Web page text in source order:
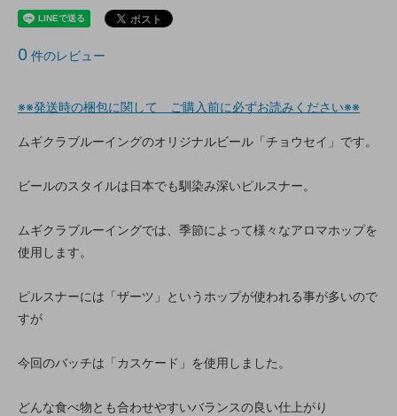
0 件のレビュー
※※発送時の梱包に関して ご購入前に必ずお読みください※※
ムギクラブルーイングのオリジナルビール「チョウセイ」です。
ビールのスタイルは日本でも馴染み深いピルスナー。
ムギクラブルーイングでは、季節によって様々なアロマホップを
使用します。
ピルスナーには「ザーツ」というホップが使われる事が多いので
すが
今回のバッチは「カスケード」を使用しました。
どんな食べ物とも合わせやすいバランスの良い仕上がり